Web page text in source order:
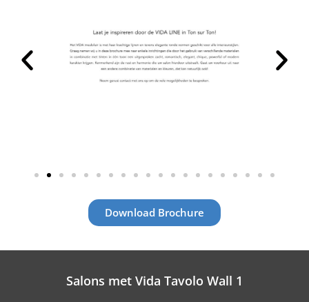
Download Brochure
Salons met Vida Tavolo Wall 1